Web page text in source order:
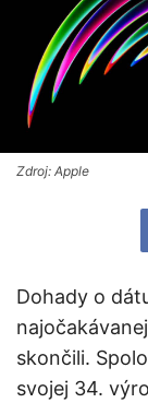
Zdroj: Apple
Dohady o
skončili.
svojej 34.